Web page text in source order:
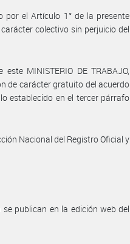
por el Artículo 1° de la presente
colectivo sin perjuicio del
MINISTERIO DE TRABAJO,
de carácter gratuito del acuerdo
establecido en el tercer párrafo
Nacional del Registro Oficial y
publican en la edición web del